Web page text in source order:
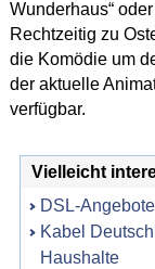
Wunderhaus“
Rechtzeitig zu
die Komödie um
der aktuelle
verfügbar.
Vielleicht
DSL-
Kabel
Haushalte